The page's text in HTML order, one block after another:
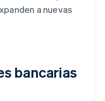
a nuevas
bancarias